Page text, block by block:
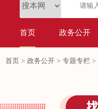
首页 政务公开
首页 >政务公开 >专题专栏 >